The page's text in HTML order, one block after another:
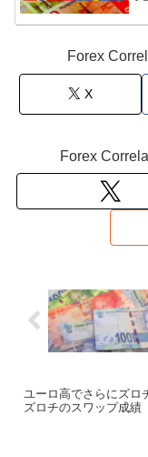
Forex
X
Forex
ユーロ高でさらにズ
ズロチのスワップ成績